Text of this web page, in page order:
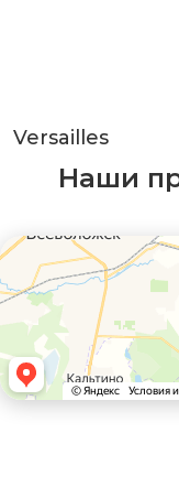
Versailles
Наши